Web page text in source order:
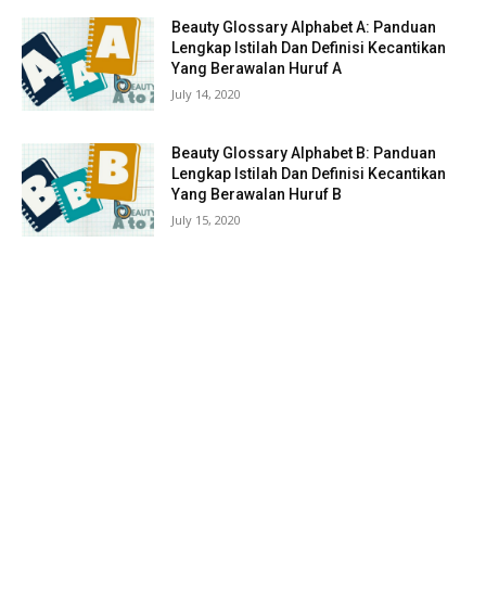
Beauty Glossary Alphabet A: Panduan
Lengkap Istilah Dan Definisi Kecantikan
Yang Berawalan Huruf A
July 14, 2020
Beauty Glossary Alphabet B: Panduan
Lengkap Istilah Dan Definisi Kecantikan
Yang Berawalan Huruf B
July 15, 2020